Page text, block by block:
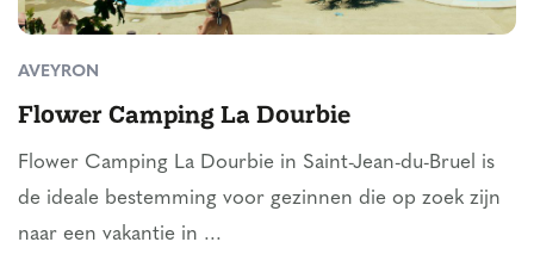
AVEYRON
Flower Camping La Dourbie
Flower Camping La Dourbie in Saint-Jean-du-Bruel is
de ideale bestemming voor gezinnen die op zoek zijn
naar een vakantie in ...